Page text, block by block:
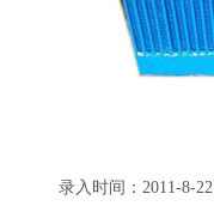
录入时间：2011-8-